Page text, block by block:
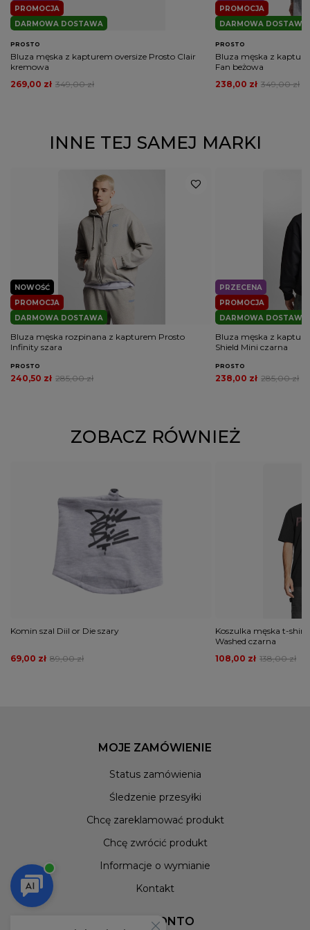
PROMOCJA
DARMOWA DOSTAWA
PROSTO
Bluza męska z kapturem oversize Prosto Clair
kremowa
349,00 zł
269,00 zł
PROMOCJA
DARMOWA DOSTAWA
PROSTO
Bluza męska z
Fan beżowa
349,00 zł
238,00 zł
INNE TEJ SAMEJ MARKI
PROMOCJA
NOWOŚĆ
DARMOWA DOSTAWA
Bluza męska rozpinana z kapturem Prosto
Infinity szara
PROSTO
285,00 zł
240,50 zł
PROMOCJA
PRZECENA
DARMOWA DOSTAWA
Bluza męska z
Shield Mini czarna
PROSTO
285,00 zł
238,00 zł
ZOBACZ RÓWNIEŻ
Komin szal Diil or Die szary
89,00 zł
69,00 zł
Koszulka męska t-shirt
Washed czarna
138,00 zł
108,00 zł
MOJE ZAMÓWIENIE
Status zamówienia
Śledzenie przesyłki
Chcę zareklamować produkt
Chcę zwrócić produkt
Informacje o wymianie
Kontakt
MOJE KONTO